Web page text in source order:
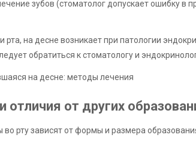
зубов (стоматолог допускает ошибку в
рта, на десне возникает при патологии
обратиться к стоматологу и
от других
рту зависят от формы и размера